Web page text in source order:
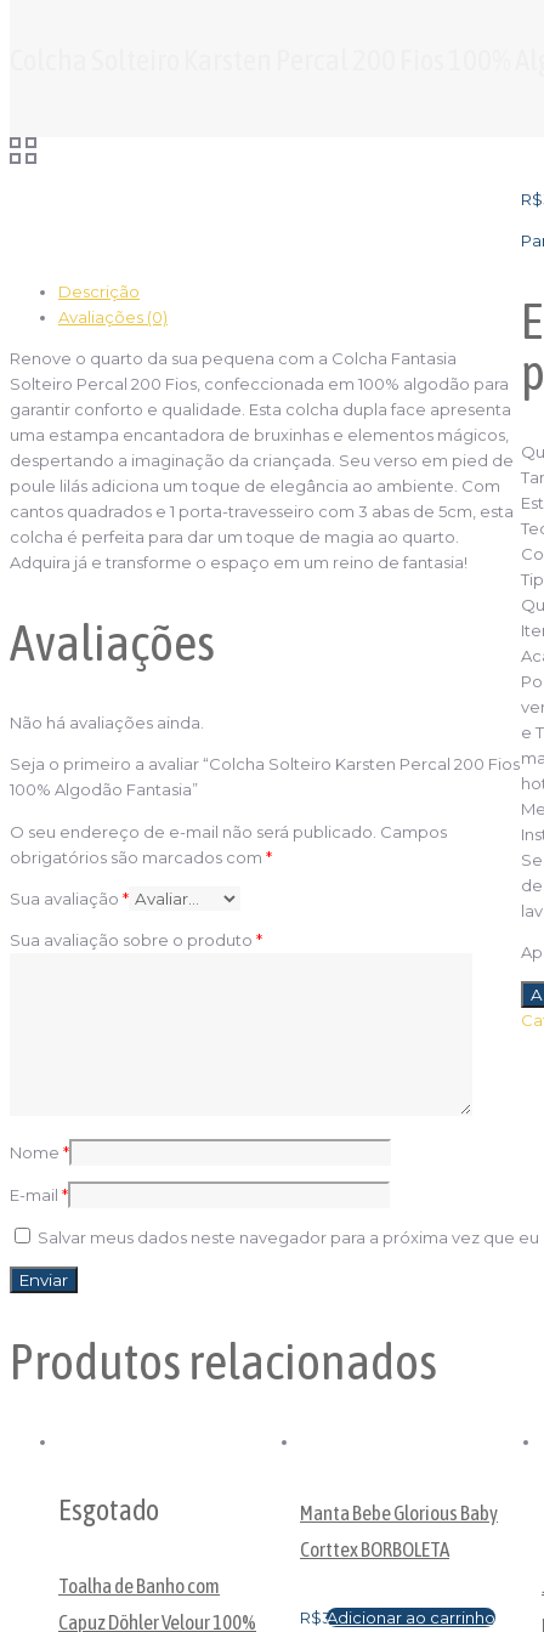
R$
e
Descrição
Avaliações (0)
Renove o quarto da sua pequena com a Colcha Fantasia
Solteiro Percal 200 Fios, confeccionada em 100% algodão para
garantir conforto e qualidade. Esta colcha dupla face apresenta
uma estampa encantadora de bruxinhas e elementos mágicos,
despertando a imaginação da criançada. Seu verso em pied de
poule lilás adiciona um toque de elegância ao ambiente. Com
cantos quadrados e 1 porta-travesseiro com 3 abas de 5cm, esta
colcha é perfeita para dar um toque de magia ao quarto.
Adquira já e transforme o espaço em um reino de fantasia!
Avaliações
Não há avaliações ainda.
Seja o primeiro a avaliar “Colcha Solteiro Karsten Percal 200 Fios
100% Algodão Fantasia”
O seu endereço de e-mail não será publicado. Campos
obrigatórios são marcados com *
Sua avaliação *
Sua avaliação sobre o produto *
Nome *
E-mail *
Salvar meus dados neste navegador para a próxima vez que
Produtos relacionados
Esgotado
Toalha de Banho com
Capuz Döhler Velour 100%
Manta Bebe Glorious Baby
Corttex BORBOLETA
R$34,88
Adicionar ao carrinho